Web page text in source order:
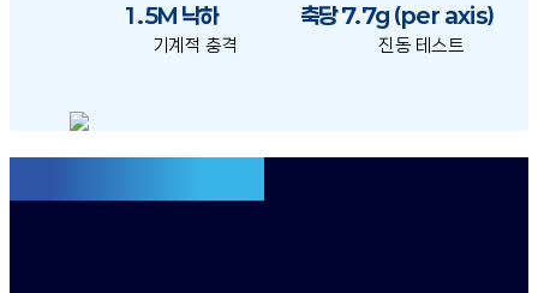
1.5M 낙하
기계적 충격
축당 7.7g (per axis)
진동 테스트